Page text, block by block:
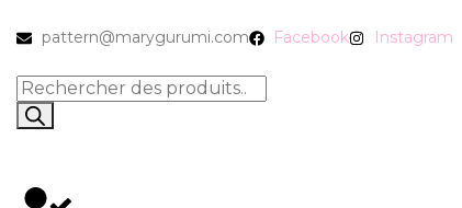
pattern@marygurumi.com Facebook Instagram